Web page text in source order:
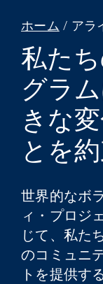
コンタクト
My Alliance
ホーム / アラ
私た
グラ
きな
とを
世界的なボ
ィ・プロジ
じて、私た
のコミュニ
トを提供す